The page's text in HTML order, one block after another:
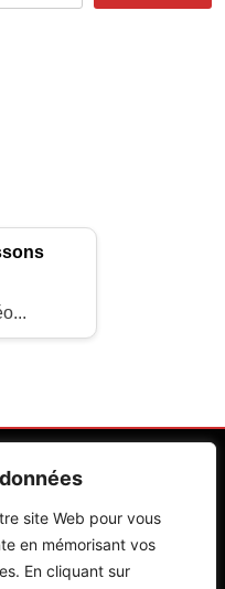
site Web pour vous
en mémorisant vos
En cliquant sur